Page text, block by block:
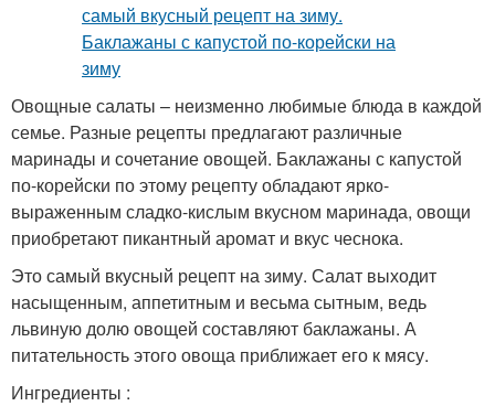
Овощные салаты – неизменно любимые блюда в каждой
семье. Разные рецепты предлагают различные
маринады и сочетание овощей. Баклажаны с капустой
по-корейски по этому рецепту обладают ярко-
выраженным сладко-кислым вкусном маринада, овощи
приобретают пикантный аромат и вкус чеснока.
Это самый вкусный рецепт на зиму. Салат выходит
насыщенным, аппетитным и весьма сытным, ведь
львиную долю овощей составляют баклажаны. А
питательность этого овоща приближает его к мясу.
Ингредиенты :